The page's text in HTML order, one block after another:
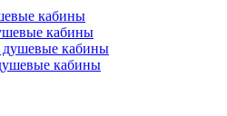
кабины
кабины
кабины
кабины